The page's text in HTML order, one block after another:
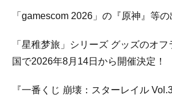
「gamescom 2026」の『原神』等の
「星稚梦旅」シリーズ グッズのオ
国で2026年8月14日から開催決定！
『一番くじ 崩壊：スターレイル